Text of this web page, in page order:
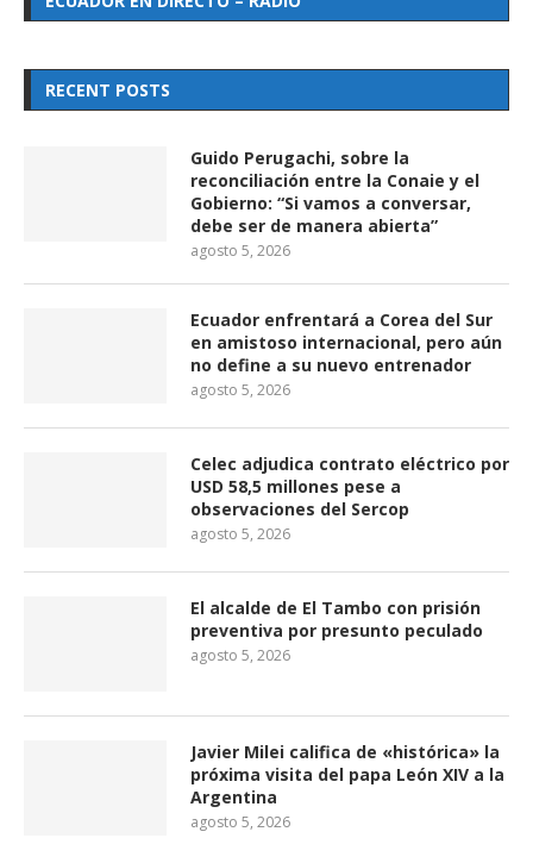
RECENT POSTS
Guido Perugachi, sobre la
reconciliación entre la Conaie y el
Gobierno: “Si vamos a conversar,
debe ser de manera abierta”
agosto 5, 2026
Ecuador enfrentará a Corea del Sur
en amistoso internacional, pero aún
no define a su nuevo entrenador
agosto 5, 2026
Celec adjudica contrato eléctrico por
USD 58,5 millones pese a
observaciones del Sercop
agosto 5, 2026
El alcalde de El Tambo con prisión
preventiva por presunto peculado
agosto 5, 2026
Javier Milei califica de «histórica» la
próxima visita del papa León XIV a la
Argentina
agosto 5, 2026